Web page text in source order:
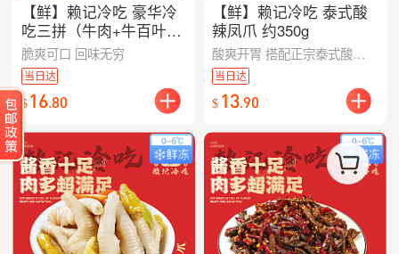
【鲜】赖记冷吃 豪华冷
吃三拼（牛肉+牛百叶
+贡菜）约260g
脆爽可口 回味无穷
当日达
$16.80
【鲜】赖记冷吃 泰式酸
辣凤爪 约350g
酸爽开胃 搭配正宗泰式酸辣酱料
当日达
$ 13.90